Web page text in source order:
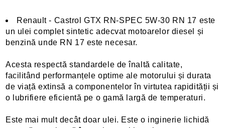
Renault - Castrol GTX RN-SPEC 5W-30 RN 17 este
un ulei complet sintetic adecvat motoarelor diesel și
benzină unde RN 17 este necesar.
Acesta respectă standardele de înaltă calitate,
facilitând performanțele optime ale motorului și durata
de viață extinsă a componentelor în virtutea rapidității și
o lubrifiere eficientă pe o gamă largă de temperaturi.
Este mai mult decât doar ulei. Este o inginerie lichidă